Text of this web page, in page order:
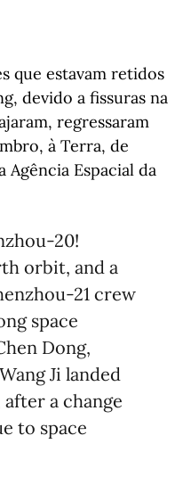
que estavam retidos
devido a fissuras na
regressaram
à Terra, de
Espacial da
20!
orbit, and a
21 crew
space
Dong,
Ji landed
a change
to space